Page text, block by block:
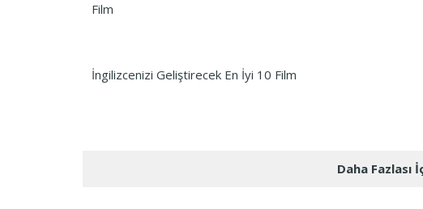
Film
İngilizcenizi Geliştirecek En İyi 10 Film
Daha Fazlası